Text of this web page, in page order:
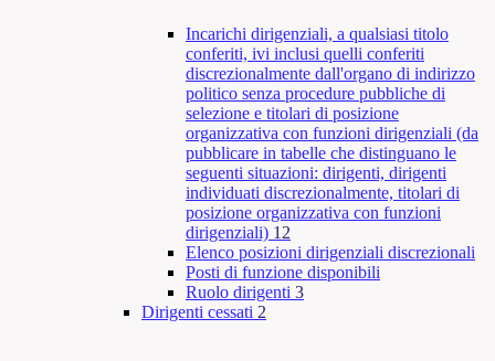
Incarichi dirigenziali, a qualsiasi titolo
conferiti, ivi inclusi quelli conferiti
discrezionalmente dall'organo di indirizzo
politico senza procedure pubbliche di
selezione e titolari di posizione
organizzativa con funzioni dirigenziali (da
pubblicare in tabelle che distinguano le
seguenti situazioni: dirigenti, dirigenti
individuati discrezionalmente, titolari di
posizione organizzativa con funzioni
dirigenziali) 12
Elenco posizioni dirigenziali discrezionali
Posti di funzione disponibili
Ruolo dirigenti 3
Dirigenti cessati 2